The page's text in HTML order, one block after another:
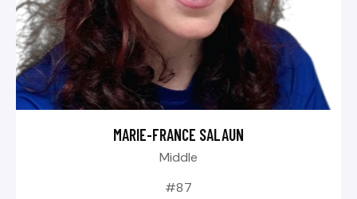
MARIE-FRANCE SALAUN
Middle
#87